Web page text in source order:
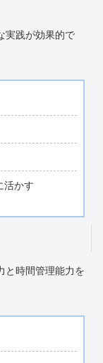
実践が効果的で
活かす
と時間管理能力を